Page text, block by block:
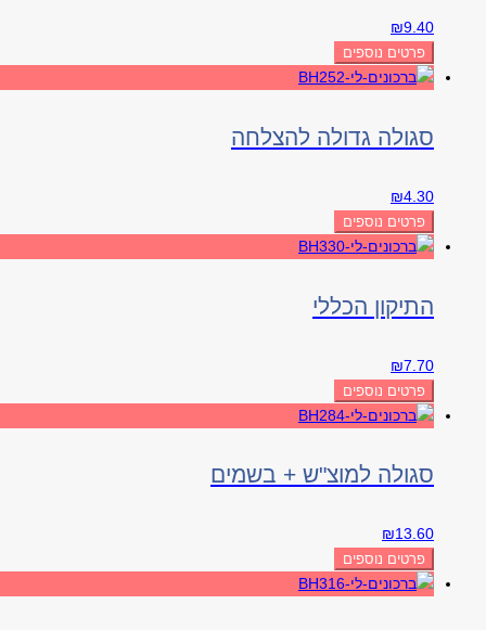
₪9.40
פרטים נוספים
סגולה גדולה להצלחה
₪4.30
פרטים נוספים
התיקון הכללי
₪7.70
פרטים נוספים
סגולה למוצ"ש + בשמים
₪13.60
פרטים נוספים